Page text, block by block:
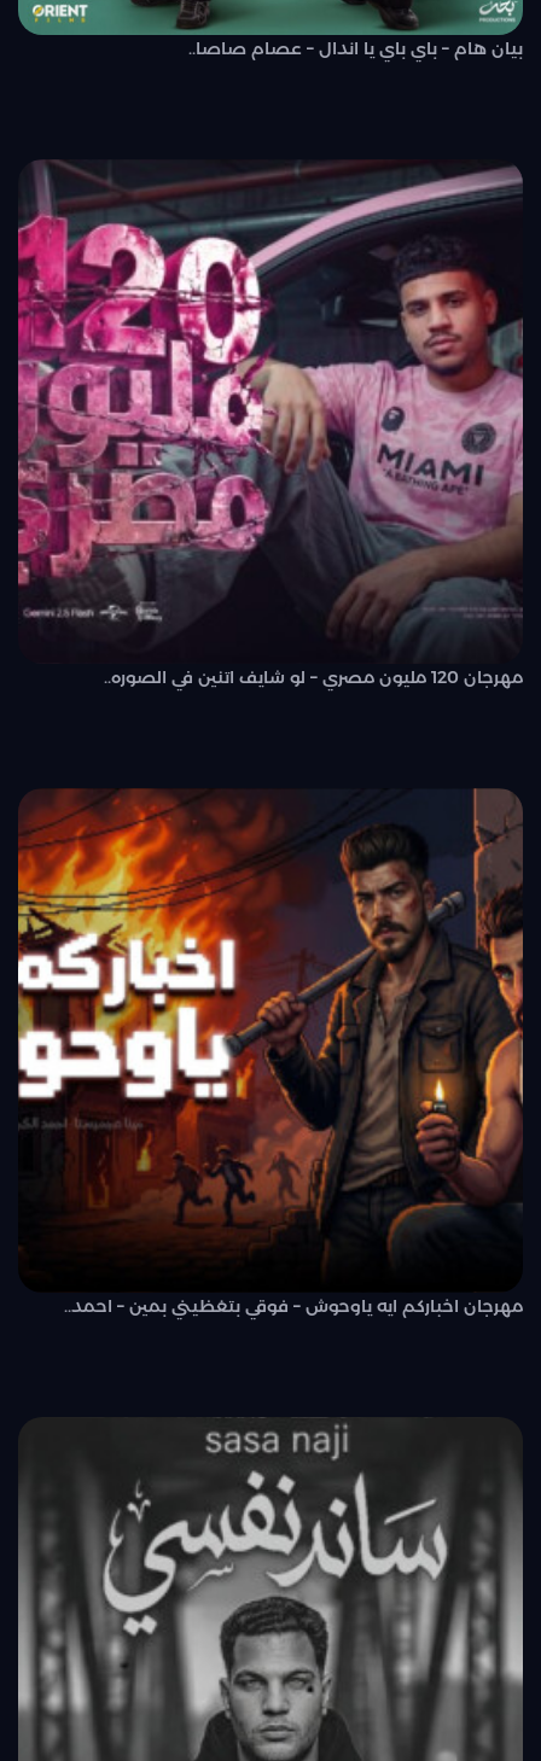
بيان هام – باي باي يا اندال – عصام صاصا..
مهرجان 120 مليون مصري – لو شايف اتنين في الصوره..
مهرجان اخباركم ايه ياوحوش – فوقي بتغظيني بمين – احمد..